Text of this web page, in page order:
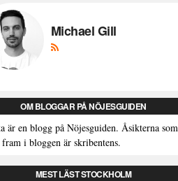
Michael Gill
OM BLOGGAR PÅ NÖJESGUIDEN
är en blogg på Nöjesguiden. Åsikterna som
i bloggen är skribentens.
MEST LÄST STOCKHOLM